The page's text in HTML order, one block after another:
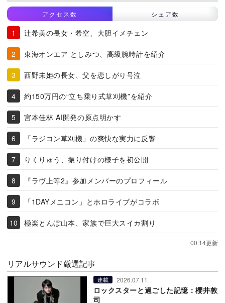
アクセス数 シェア数
辻希美の長女・希空、大胆イメチェン
東海オンエア としみつ、高級腕時計を紹介
西野未姫の長女、父を恋しがり号泣
約150万円の“立ち乗り式草刈機”を紹介
宮本佳林 AI開発の原点明かす
「ラジコン草刈機」の爽快な実力に反響
りくりゅう、振り付けの様子を初公開
『ラヴ上等2』参加メンバーのプロフィール
「1DAYメニコン」とホロライブがコラボ
極楽とんぼ山本、家族で巨大スイカ割り
00:14更新
リアルサウンド厳選記事
連載 2026.07.11
ロックスターと過ごした記憶：櫻井敦
司